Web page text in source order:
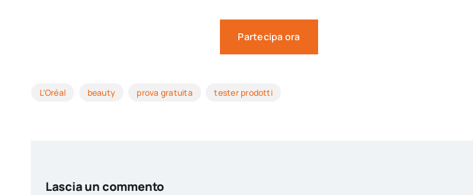
Partecipa ora
L'Oréal beauty prova gratuita tester prodotti
Lascia un commento